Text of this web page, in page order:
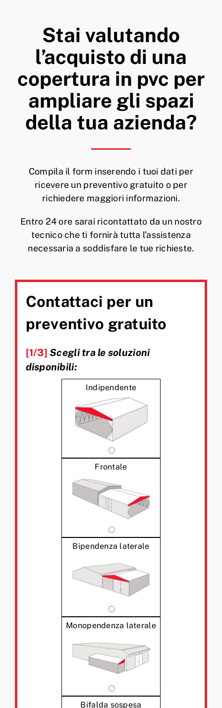
Stai valutando
l’acquisto di una
copertura in pvc per
ampliare gli spazi
della tua azienda?
Compila il form inserendo i tuoi dati per
ricevere un preventivo gratuito o per
richiedere maggiori informazioni.
Entro 24 ore sarai ricontattato da un nostro
tecnico che ti fornirà tutta l’assistenza
necessaria a soddisfare le tue richieste.
Contattaci per un
preventivo gratuito
[1/3] Scegli tra le soluzioni
disponibili:
Indipendente
Frontale
Bipendenza laterale
Monopendenza laterale
Bifalda sospesa